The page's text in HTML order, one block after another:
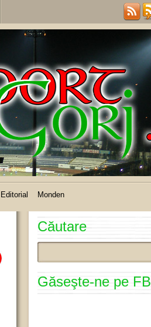
Editorial Monden
Căutare
Găseşte-ne pe FB